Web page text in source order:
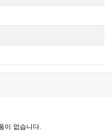
이 없습니다.